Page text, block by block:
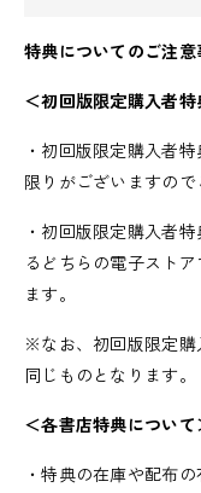
特典についてのご注意
＜初回版限定購入者
・初回版限定購入者
限りがございますので
・初回版限定購入者
るどちらの電子スト
ます。
※なお、初回版限定購
同じものとなります。
＜各書店特典について
・特典の在庫や配布